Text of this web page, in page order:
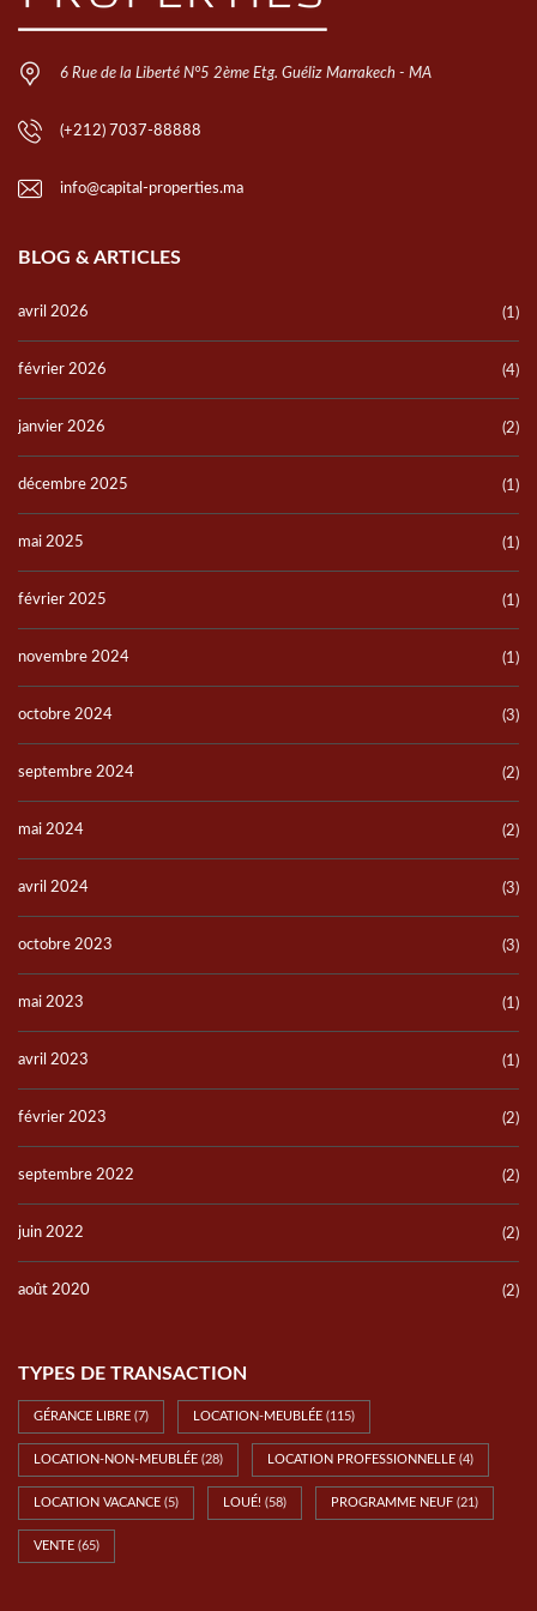
i
s
r
e
h
m
v
d
.
6 Rue de la Liberté N°5 2ème Etg. Guéliz Marrakech - MA
(+212) 7037-88888
info@capital-properties.ma
BLOG & ARTICLES
avril 2026 (1)
février 2026 (4)
janvier 2026 (2)
décembre 2025 (1)
mai 2025 (1)
février 2025 (1)
novembre 2024 (1)
octobre 2024 (3)
septembre 2024 (2)
mai 2024 (2)
avril 2024 (3)
octobre 2023 (3)
mai 2023 (1)
avril 2023 (1)
février 2023 (2)
septembre 2022 (2)
juin 2022 (2)
août 2020 (2)
TYPES DE TRANSACTION
GÉRANCE LIBRE (7) LOCATION-MEUBLÉE (115)
LOCATION-NON-MEUBLÉE (28) LOCATION PROFESSIONNELLE (4)
LOCATION VACANCE (5) LOUÉ! (58) PROGRAMME NEUF (21)
VENTE (65)